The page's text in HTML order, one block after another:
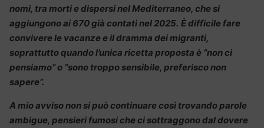
nomi, tra morti e dispersi nel Mediterraneo, che si
aggiungono ai 670 già contati nel 2025. È difficile fare
convivere le vacanze e il dramma dei migranti,
soprattutto quando l’unica ricetta proposta è “non ci
pensiamo” o “sono troppo sensibile, preferisco non
sapere”.
A mio avviso non si può continuare così trovando parole
ambigue, pensieri fumosi che ci sottraggono dal dovere